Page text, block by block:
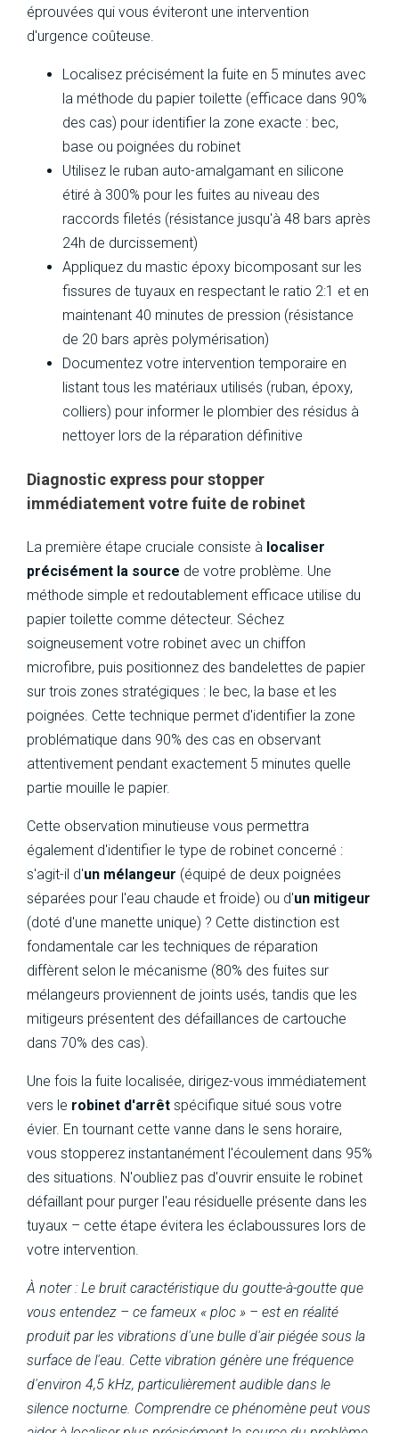
éprouvées qui vous éviteront une intervention
d'urgence coûteuse.
Localisez précisément la fuite en 5 minutes avec
la méthode du papier toilette (efficace dans 90%
des cas) pour identifier la zone exacte : bec,
base ou poignées du robinet
Utilisez le ruban auto-amalgamant en silicone
étiré à 300% pour les fuites au niveau des
raccords filetés (résistance jusqu'à 48 bars après
24h de durcissement)
Appliquez du mastic époxy bicomposant sur les
fissures de tuyaux en respectant le ratio 2:1 et en
maintenant 40 minutes de pression (résistance
de 20 bars après polymérisation)
Documentez votre intervention temporaire en
listant tous les matériaux utilisés (ruban, époxy,
colliers) pour informer le plombier des résidus à
nettoyer lors de la réparation définitive
Diagnostic express pour stopper
immédiatement votre fuite de robinet
La première étape cruciale consiste à localiser
précisément la source de votre problème. Une
méthode simple et redoutablement efficace utilise du
papier toilette comme détecteur. Séchez
soigneusement votre robinet avec un chiffon
microfibre, puis positionnez des bandelettes de papier
sur trois zones stratégiques : le bec, la base et les
poignées. Cette technique permet d'identifier la zone
problématique dans 90% des cas en observant
attentivement pendant exactement 5 minutes quelle
partie mouille le papier.
Cette observation minutieuse vous permettra
également d'identifier le type de robinet concerné :
s'agit-il d'un mélangeur (équipé de deux poignées
séparées pour l'eau chaude et froide) ou d'un mitigeur
(doté d'une manette unique) ? Cette distinction est
fondamentale car les techniques de réparation
diffèrent selon le mécanisme (80% des fuites sur
mélangeurs proviennent de joints usés, tandis que les
mitigeurs présentent des défaillances de cartouche
dans 70% des cas).
Une fois la fuite localisée, dirigez-vous immédiatement
vers le robinet d'arrêtspécifique situé sous votre
évier. En tournant cette vanne dans le sens horaire,
vous stopperez instantanément l'écoulement dans 95%
des situations. N'oubliez pas d'ouvrir ensuite le robinet
défaillant pour purger l'eau résiduelle présente dans les
tuyaux – cette étape évitera les éclaboussures lors de
votre intervention.
À noter : Le bruit caractéristique du goutte-à-goutte que
vous entendez – ce fameux « ploc » – est en réalité
produit par les vibrations d'une bulle d'air piégée sous la
surface de l'eau. Cette vibration génère une fréquence
d'environ 4,5 kHz, particulièrement audible dans le
silence nocturne. Comprendre ce phénomène peut vous